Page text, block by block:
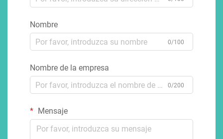
Nombre
0/100
Nombre de la empresa
0/200
Mensaje